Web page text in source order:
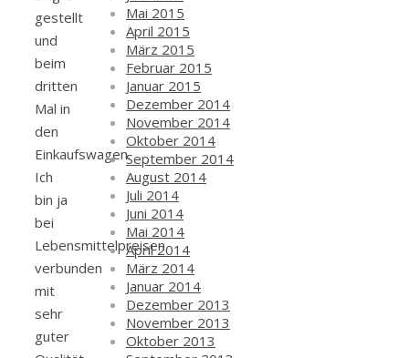
gestellt
und
beim
dritten
Mal in
den
Einkaufswagen.
Ich
bin ja
bei
Lebensmittelpreisen
verbunden
mit
sehr
guter
Mai 2015
April 2015
März 2015
Februar 2015
Januar 2015
Dezember 2014
November 2014
Oktober 2014
September 2014
August 2014
Juli 2014
Juni 2014
Mai 2014
April 2014
März 2014
Januar 2014
Dezember 2013
November 2013
Oktober 2013